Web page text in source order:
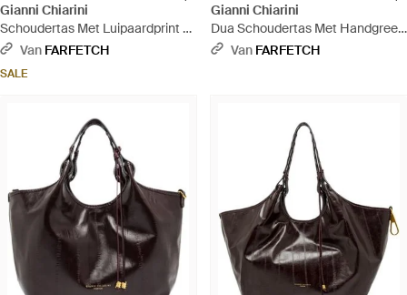
Gianni Chiarini
Schoudertas Met Luipaardprint -
Naturel
Van FARFETCH
SALE
Gianni Chiarini
Dua Schoudertas Met Handgreep
- Groen
Van FARFETCH